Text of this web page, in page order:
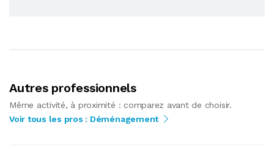
Autres professionnels
Même activité, à proximité : comparez avant de choisir.
Voir tous les pros : Déménagement